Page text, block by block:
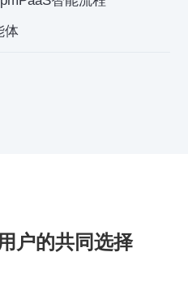
体
户的共同选择